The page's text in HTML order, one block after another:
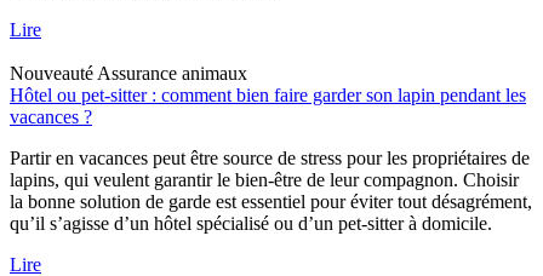
Lire
Nouveauté Assurance animaux
Hôtel ou pet-sitter : comment bien faire garder son lapin pendant les
vacances ?
Partir en vacances peut être source de stress pour les propriétaires de
lapins, qui veulent garantir le bien-être de leur compagnon. Choisir
la bonne solution de garde est essentiel pour éviter tout désagrément,
qu’il s’agisse d’un hôtel spécialisé ou d’un pet-sitter à domicile.
Lire